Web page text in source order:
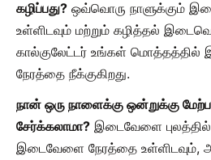
கழிப்பது? ஒவ்வொரு நாளுக்கும்
உள்ளிடவும் மற்றும் கழித்தல்
கால்குலேட்டர் உங்கள் மொத்தத்தில்
நேரத்தை நீக்குகிறது.
நான் ஒரு நாளைக்கு ஒன்றுக்கு
சேர்க்கலாமா? இடைவேளை
இடைவேளை நேரத்தை உள்ளிடவும்,